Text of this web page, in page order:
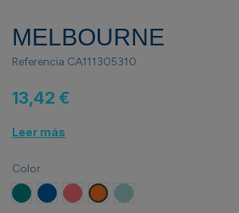
MELBOURNE
Referencia CA111305310
13,42 €
Leer más
Color
Turquesa
ROYAL CORAL FLUOR
NARANJA VIGORE
VERDE MENTA VIGORE